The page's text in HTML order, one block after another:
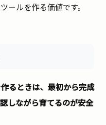
ールを作る価値です。
るときは、最初から完成
しながら育てるのが安全